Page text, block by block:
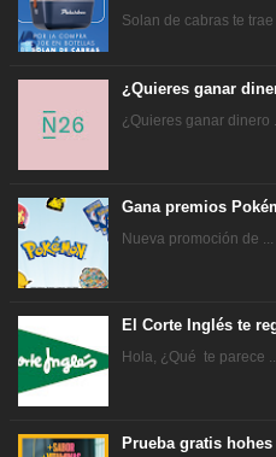
Solan de cabras te trae
¿Quieres ganar
¿Quieres ganar dinero
Gana premios
Nueva promoción de ...
El Corte Inglés te
Hola, ¿Qué te parece
Prueba gratis